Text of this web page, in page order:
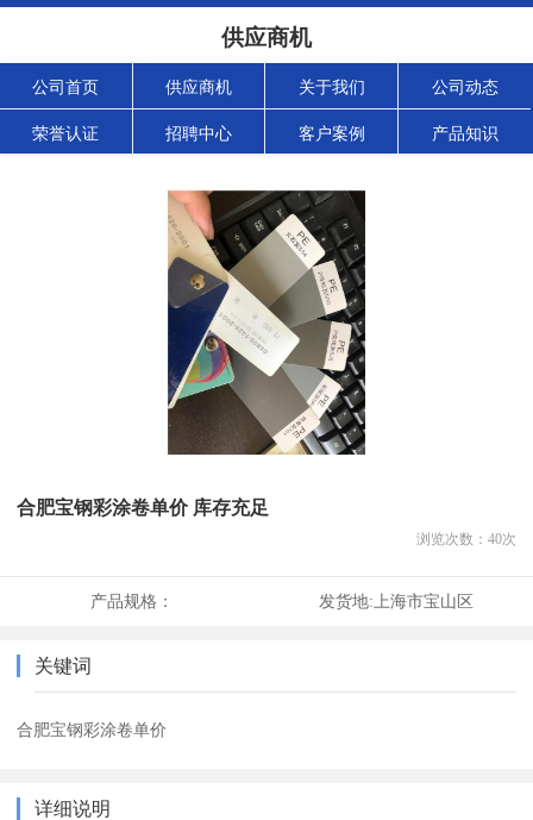
供应商机
公司首页 供应商机 关于我们 公司动态
荣誉认证 招聘中心 客户案例 产品知识
合肥宝钢彩涂卷单价 库存充足
浏览次数： 40次
产品规格： 发货地: 上海市宝山区
关键词
合肥宝钢彩涂卷单价
详细说明